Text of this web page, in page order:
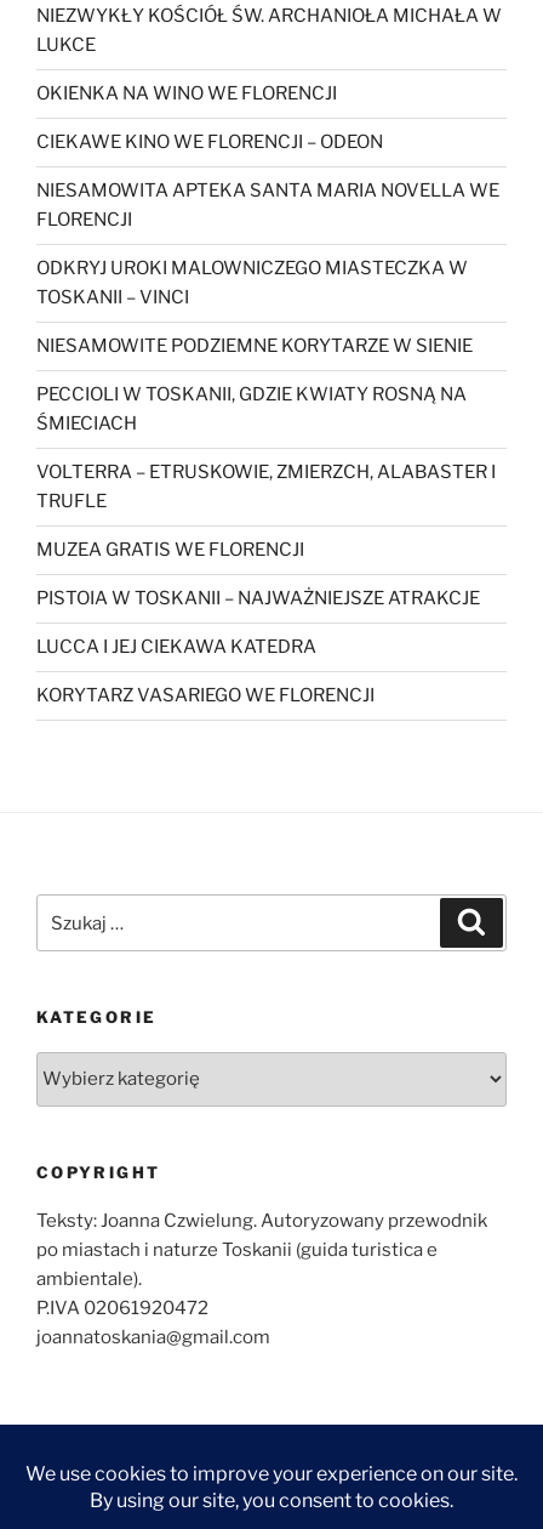
NIEZWYKŁY KOŚCIÓŁ ŚW. ARCHANIOŁA MICHAŁA W
LUKCE
OKIENKA NA WINO WE FLORENCJI
CIEKAWE KINO WE FLORENCJI – ODEON
NIESAMOWITA APTEKA SANTA MARIA NOVELLA WE
FLORENCJI
ODKRYJ UROKI MALOWNICZEGO MIASTECZKA W
TOSKANII – VINCI
NIESAMOWITE PODZIEMNE KORYTARZE W SIENIE
PECCIOLI W TOSKANII, GDZIE KWIATY ROSNĄ NA
ŚMIECIACH
VOLTERRA – ETRUSKOWIE, ZMIERZCH, ALABASTER I
TRUFLE
MUZEA GRATIS WE FLORENCJI
PISTOIA W TOSKANII – NAJWAŻNIEJSZE ATRAKCJE
LUCCA I JEJ CIEKAWA KATEDRA
KORYTARZ VASARIEGO WE FLORENCJI
KATEGORIE
COPYRIGHT
Teksty: Joanna Czwielung. Autoryzowany przewodnik
po miastach i naturze Toskanii (guida turistica e
ambientale).
P.IVA 02061920472
joannatoskania@gmail.com
O
ZWIEDZANIE
FLORENCJI
ZWIEDZANIE
TOSKANII
WYCIECZKIKONTAKTNAJCZĘŚCIEJ
ZADAWANE